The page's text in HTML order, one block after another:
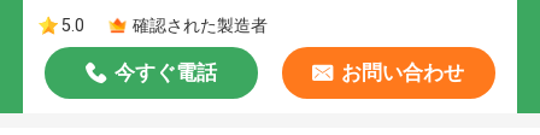
5.0
確認された製造者
今すぐ電話 お問い合わせ